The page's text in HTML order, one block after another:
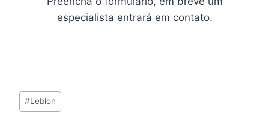
especialista entrará em contato.
Tags
do
#Leblon